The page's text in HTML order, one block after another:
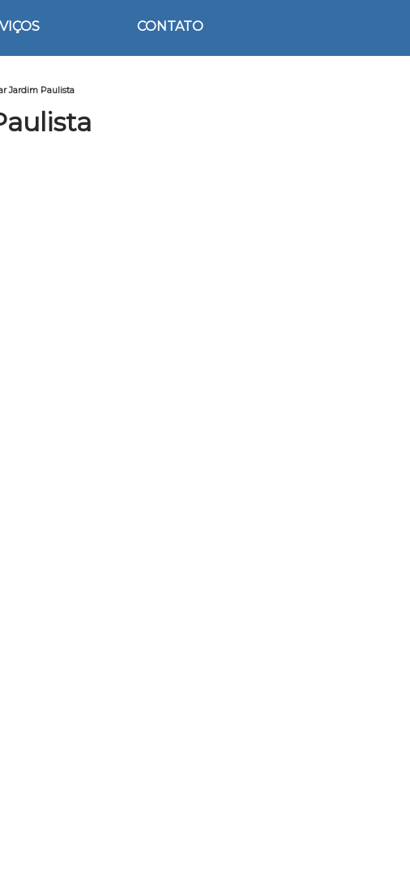
CONTATO
Jardim Paulista